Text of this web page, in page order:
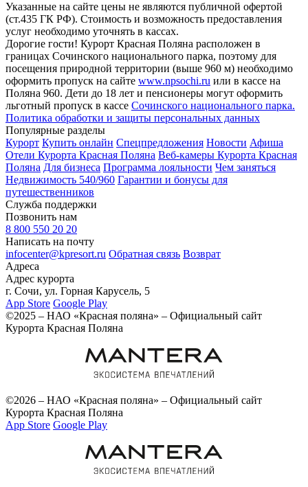
Указанные на сайте цены не являются публичной офертой
(ст.435 ГК РФ). Стоимость и возможность предоставления
услуг необходимо уточнять в кассах.
Дорогие гости! Курорт Красная Поляна расположен в
границах Сочинского национального парка, поэтому для
посещения природной территории (выше 960 м) необходимо
оформить пропуск на сайте www.npsochi.ru или в кассе на
Поляна 960. Дети до 18 лет и пенсионеры могут оформить
льготный пропуск в кассе Сочинского национального парка.
Политика обработки и защиты персональных данных
Популярные разделы
Курорт Купить онлайн Спецпредложения Новости Афиша
Отели Курорта Красная Поляна Веб-камеры Курорта Красная
Поляна Для бизнеса Программа лояльности Чем заняться
Недвижимость 540/960 Гарантии и бонусы для
путешественников
Служба поддержки
Позвонить нам
8 800 550 20 20
Написать на почту
infocenter@kpresort.ru Обратная связь Возврат
Адреса
Адрес курорта
г. Сочи, ул. Горная Карусель, 5
App Store Google Play
©2025 – НАО «Красная поляна» – Официальный сайт
Курорта Красная Поляна
©2026 – НАО «Красная поляна» – Официальный сайт
Курорта Красная Поляна
App Store Google Play